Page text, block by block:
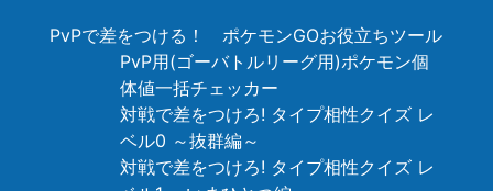
PvPで差をつける！ ポケモンGOお役立ちツール
PvP用(ゴーバトルリーグ用)ポケモン個
体値一括チェッカー
対戦で差をつけろ! タイプ相性クイズ レ
ベル0 ～抜群編～
対戦で差をつけろ! タイプ相性クイズ レ